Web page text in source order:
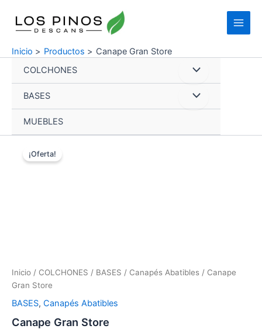
contenido
Main
Menu
Inicio Productos
Canape Gran Store
COLCHONES
Alternar
menú
BASES Alternar
MUEBLES
¡Oferta!
Inicio / COLCHONES / BASES / Canapés Abatibles / Canape
Gran Store
BASES, Canapés Abatibles
Canape Gran Store
Store